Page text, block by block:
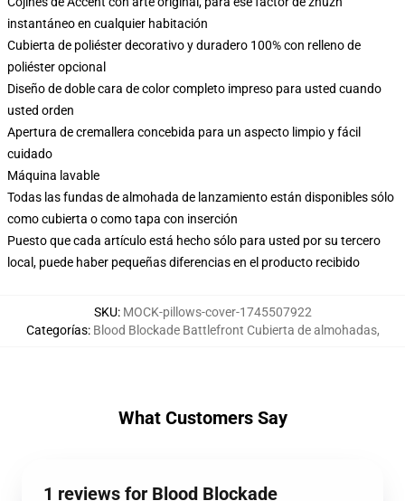
instantáneo en cualquier habitación
Cubierta de poliéster decorativo y duradero 100% con relleno de
poliéster opcional
Diseño de doble cara de color completo impreso para usted cuando
usted orden
Apertura de cremallera concebida para un aspecto limpio y fácil
cuidado
Máquina lavable
Todas las fundas de almohada de lanzamiento están disponibles sólo
como cubierta o como tapa con inserción
Puesto que cada artículo está hecho sólo para usted por su tercero
local, puede haber pequeñas diferencias en el producto recibido
SKU: MOCK-pillows-cover-1745507922
Categorías: Blood Blockade Battlefront Cubierta de almohadas,
What Customers Say
1 reviews for Blood Blockade